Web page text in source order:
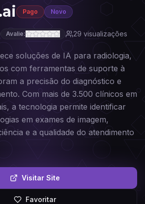
Pago Novo
Avalie: 29 visualizações
soluções de IA para radiologia,
com ferramentas de suporte à
a precisão do diagnóstico e
Com mais de 3.500 clínicos em
a tecnologia permite identificar
em exames de imagem,
e a qualidade do atendimento
Visitar Site
Favoritar